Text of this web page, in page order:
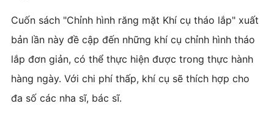
Cuốn sách "Chỉnh hình răng mặt Khí cụ tháo lắp" xuất
bản lần này đề cập đến những khí cụ chỉnh hình tháo
lắp đơn giản, có thể thực hiện được trong thực hành
hàng ngày. Với chi phí thấp, khí cụ sẽ thích hợp cho
đa số các nha sĩ, bác sĩ.